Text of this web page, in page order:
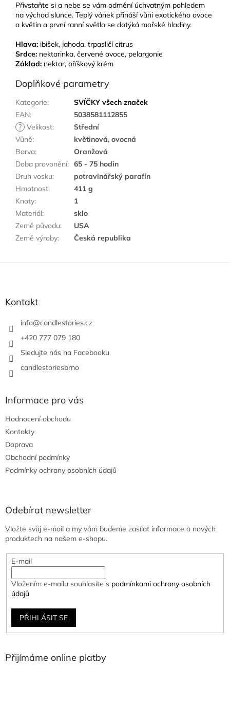
Přivstaňte si a nebe se vám odmění úchvatným pohledem
na východ slunce. Teplý vánek přináší vůni exotického ovoce
a květin a první ranní světlo se dotýká mořské hladiny.
Hlava: ibišek, jahoda, trpasličí citrus
Srdce: nektarinka, červené ovoce, pelargonie
Základ: nektar, oříškový krém
Doplňkové parametry
Kategorie:
SVÍČKY všech značek
EAN:
5038581112855
? Velikost:
Střední
Vůně:
květinová, ovocná
Barva:
Oranžová
Doba provonění: 65 - 75 hodin
Druh vosku:
potravinářský parafín
Hmotnost:
411 g
Knoty:
1
Materiál:
sklo
Země původu:
USA
Země výroby: Česká republika
Kontakt
info@candlestories.cz
+420 777 079 180
Sledujte nás na Facebooku
candlestoriesbrno
Informace pro vás
Hodnocení obchodu
Kontakty
Doprava
Obchodní podmínky
Podmínky ochrany osobních údajů
Odebírat newsletter
Vložte svůj e-mail a my vám budeme zasílat informace o nových
produktech na našem e-shopu.
E-mail
Vložením e-mailu souhlasíte s podmínkami ochrany osobních
údajů
PŘIHLÁSIT SE
Přijímáme online platby